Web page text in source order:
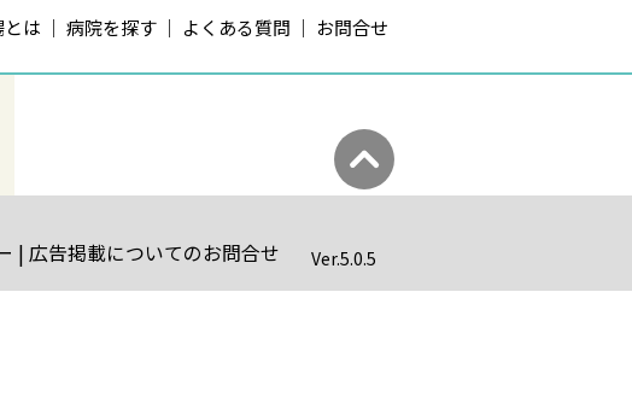
は 病院を探す よくある質問 お問合せ
広告掲載についてのお問合せ Ver.5.0.5